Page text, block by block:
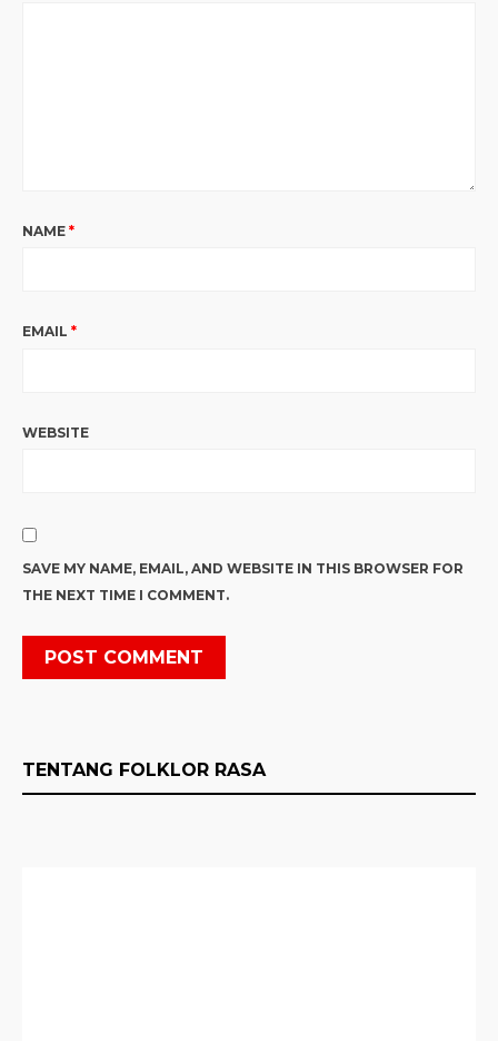
NAME *
EMAIL *
WEBSITE
SAVE MY NAME, EMAIL, AND WEBSITE IN THIS BROWSER FOR
THE NEXT TIME I COMMENT.
TENTANG FOLKLOR RASA